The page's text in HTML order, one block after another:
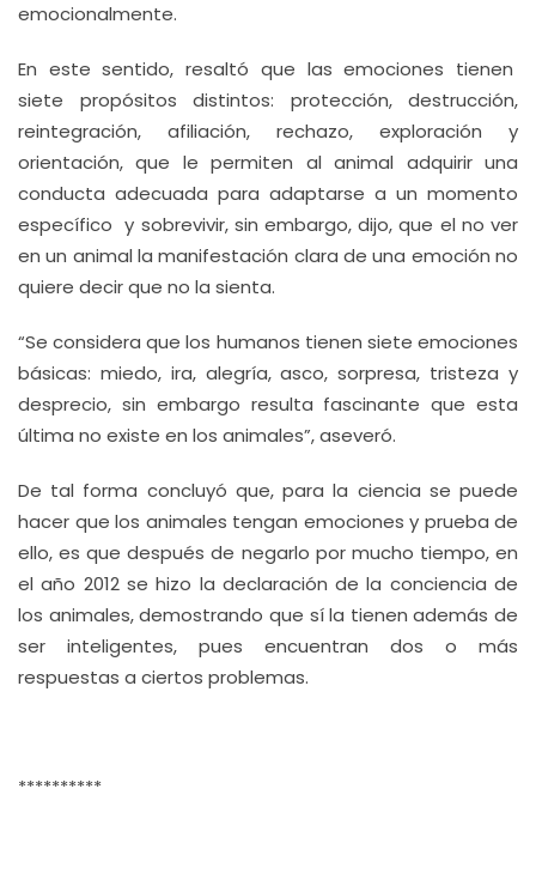
emocionalmente.
En este sentido, resaltó que las emociones tienen
siete propósitos distintos: protección, destrucción,
reintegración, afiliación, rechazo, exploración y
orientación, que le permiten al animal adquirir una
conducta adecuada para adaptarse a un momento
específico y sobrevivir, sin embargo, dijo, que el no ver
en un animal la manifestación clara de una emoción no
quiere decir que no la sienta.
“Se considera que los humanos tienen siete emociones
básicas: miedo, ira, alegría, asco, sorpresa, tristeza y
desprecio, sin embargo resulta fascinante que esta
última no existe en los animales”, aseveró.
De tal forma concluyó que, para la ciencia se puede
hacer que los animales tengan emociones y prueba de
ello, es que después de negarlo por mucho tiempo, en
el año 2012 se hizo la declaración de la conciencia de
los animales, demostrando que sí la tienen además de
ser inteligentes, pues encuentran dos o más
respuestas a ciertos problemas.
**********